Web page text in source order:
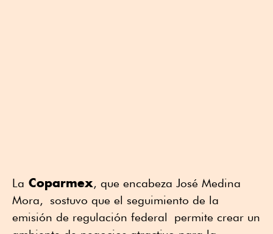
La Coparmex, que encabeza José Medina
Mora, sostuvo que el seguimiento de la
emisión de regulación federal permite crear un